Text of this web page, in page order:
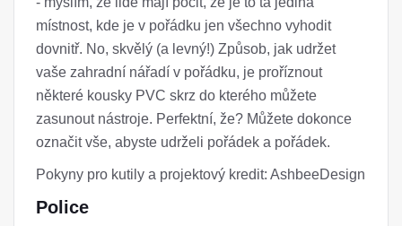
místnost, kde je v pořádku jen všechno vyhodit
dovnitř. No, skvělý (a levný!) Způsob, jak udržet
vaše zahradní nářadí v pořádku, je proříznout
některé kousky PVC skrz do kterého můžete
zasunout nástroje. Perfektní, že? Můžete dokonce
označit vše, abyste udrželi pořádek a pořádek.
Pokyny pro kutily a projektový kredit: AshbeeDesign
Police